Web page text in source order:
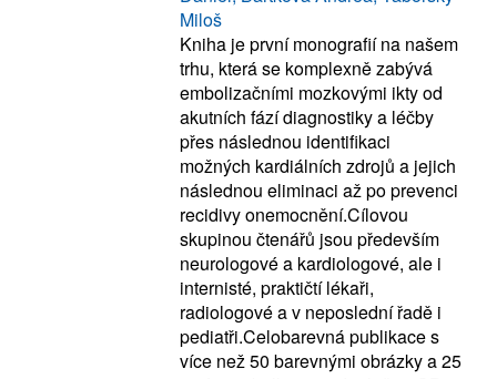
Miloš
Kniha je první monografií na našem
trhu, která se komplexně zabývá
embolizačními mozkovými ikty od
akutních fází diagnostiky a léčby
přes následnou identifikaci
možných kardiálních zdrojů a jejich
následnou eliminaci až po prevenci
recidivy onemocnění.Cílovou
skupinou čtenářů jsou především
neurologové a kardiologové, ale i
internisté, praktičtí lékaři,
radiologové a v neposlední řadě i
pediatři.Celobarevná publikace s
více než 50 barevnými obrázky a 25